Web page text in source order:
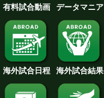
有料試合動画 データマニア
海外試合日程 海外試合結果